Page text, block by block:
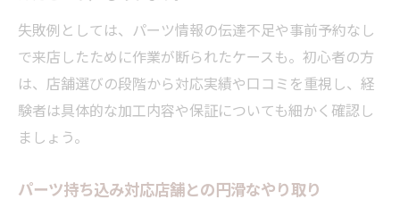
失敗例としては、パーツ情報の伝達不足や事前予約なし
で来店したために作業が断られたケースも。初心者の方
は、店舗選びの段階から対応実績や口コミを重視し、経
験者は具体的な加工内容や保証についても細かく確認し
ましょう。
パーツ持ち込み対応店舗との円滑なやり取り